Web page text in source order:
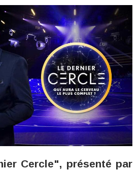
Cercle", présenté par